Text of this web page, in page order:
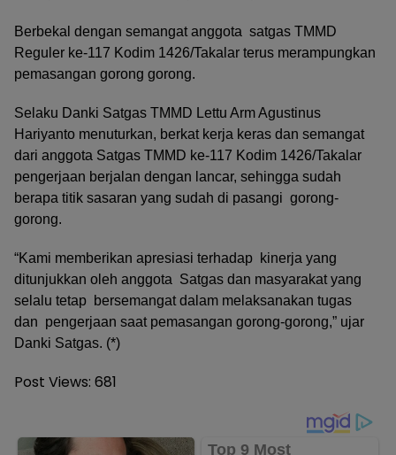
Berbekal dengan semangat anggota satgas TMMD
Reguler ke-117 Kodim 1426/Takalar terus merampungkan
pemasangan gorong gorong.
Selaku Danki Satgas TMMD Lettu Arm Agustinus
Hariyanto menuturkan, berkat kerja keras dan semangat
dari anggota Satgas TMMD ke-117 Kodim 1426/Takalar
pengerjaan berjalan dengan lancar, sehingga sudah
berapa titik sasaran yang sudah di pasangi gorong-
gorong.
“Kami memberikan apresiasi terhadap kinerja yang
ditunjukkan oleh anggota Satgas dan masyarakat yang
selalu tetap bersemangat dalam melaksanakan tugas
dan pengerjaan saat pemasangan gorong-gorong,” ujar
Danki Satgas. (*)
Post Views: 681